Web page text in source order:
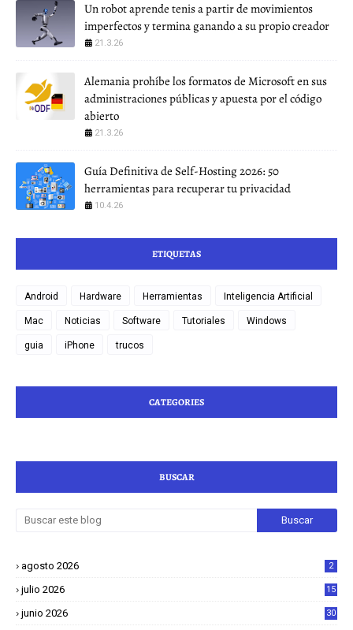
Un robot aprende tenis a partir de movimientos
imperfectos y termina ganando a su propio creador
21.3.26
Alemania prohíbe los formatos de Microsoft en sus
administraciones públicas y apuesta por el código
abierto
21.3.26
Guía Definitiva de Self-Hosting 2026: 50
herramientas para recuperar tu privacidad
10.4.26
ETIQUETAS
Android Hardware Herramientas Inteligencia Artificial
Mac Noticias Software Tutoriales Windows
guia iPhone trucos
CATEGORIES
BUSCAR
agosto 2026 2
julio 2026 15
junio 2026 30